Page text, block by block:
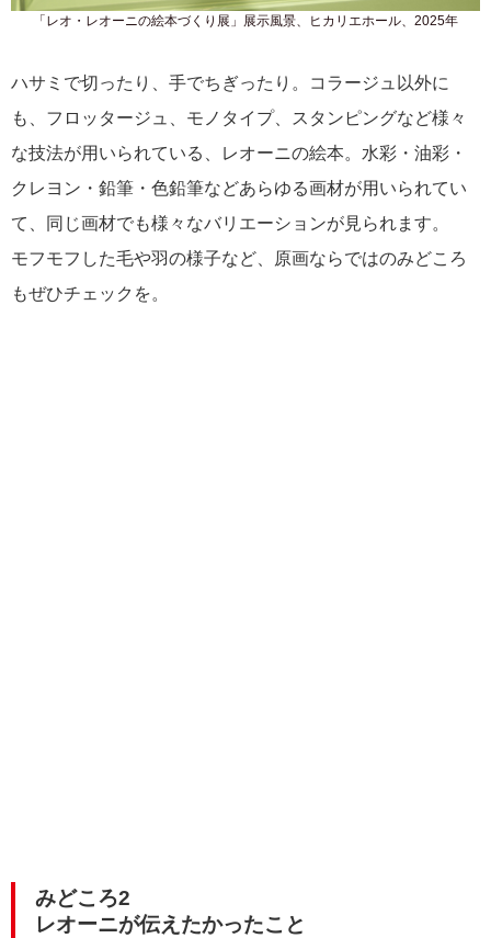
「レオ・レオーニの絵本づくり展」展示風景、ヒカリエホール、2025年
ハサミで切ったり、手でちぎったり。コラージュ以外に
も、フロッタージュ、モノタイプ、スタンピングなど様々
な技法が用いられている、レオーニの絵本。水彩・油彩・
クレヨン・鉛筆・色鉛筆などあらゆる画材が用いられてい
て、同じ画材でも様々なバリエーションが見られます。
モフモフした毛や羽の様子など、原画ならではのみどころ
もぜひチェックを。
みどころ2
レオーニが伝えたかったこと